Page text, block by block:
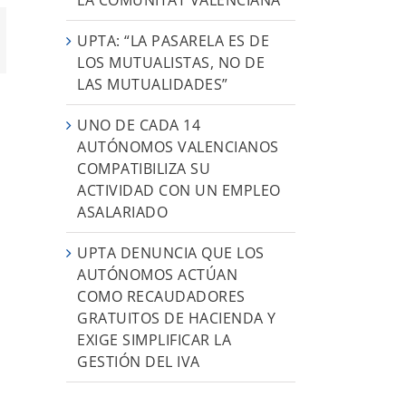
UPTA: “LA PASARELA ES DE
LOS MUTUALISTAS, NO DE
LAS MUTUALIDADES”
UNO DE CADA 14
AUTÓNOMOS VALENCIANOS
COMPATIBILIZA SU
ACTIVIDAD CON UN EMPLEO
ASALARIADO
UPTA DENUNCIA QUE LOS
AUTÓNOMOS ACTÚAN
COMO RECAUDADORES
GRATUITOS DE HACIENDA Y
EXIGE SIMPLIFICAR LA
GESTIÓN DEL IVA